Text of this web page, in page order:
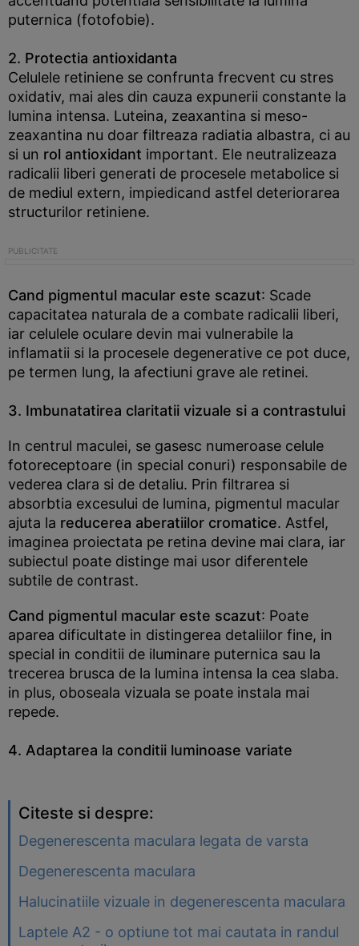
puternica (fotofobie).
2. Protectia antioxidanta
Celulele retiniene se confrunta frecvent cu stres
oxidativ, mai ales din cauza expunerii constante la
lumina intensa. Luteina, zeaxantina si meso-
zeaxantina nu doar filtreaza radiatia albastra, ci au
si un rol antioxidant important. Ele neutralizeaza
radicalii liberi generati de procesele metabolice si
de mediul extern, impiedicand astfel deteriorarea
structurilor retiniene.
Cand pigmentul macular este scazut: Scade
capacitatea naturala de a combate radicalii liberi,
iar celulele oculare devin mai vulnerabile la
inflamatii si la procesele degenerative ce pot duce,
pe termen lung, la afectiuni grave ale retinei.
3. Imbunatatirea claritatii vizuale si a contrastului
In centrul maculei, se gasesc numeroase celule
fotoreceptoare (in special conuri) responsabile de
vederea clara si de detaliu. Prin filtrarea si
absorbtia excesului de lumina, pigmentul macular
ajuta la reducerea aberatiilor cromatice. Astfel,
imaginea proiectata pe retina devine mai clara, iar
subiectul poate distinge mai usor diferentele
subtile de contrast.
Cand pigmentul macular este scazut: Poate
aparea dificultate in distingerea detaliilor fine, in
special in conditii de iluminare puternica sau la
trecerea brusca de la lumina intensa la cea slaba.
in plus, oboseala vizuala se poate instala mai
repede.
4. Adaptarea la conditii luminoase variate
Citeste si despre:
Degenerescenta maculara legata de varsta
Degenerescenta maculara
Halucinatiile vizuale in degenerescenta maculara
Laptele A2 - o optiune tot mai cautata in randul